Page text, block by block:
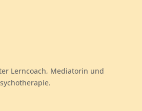
Lerncoach, Mediatorin und